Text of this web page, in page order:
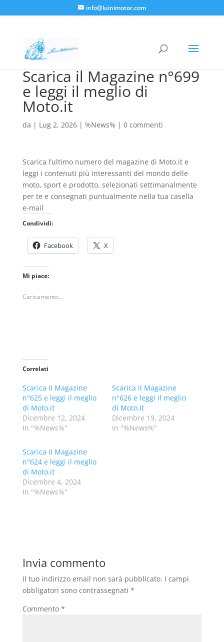
info@luinimotor.com
Scarica il Magazine n°699
e leggi il meglio di
Moto.it
da | Lug 2, 2026| %News% | 0 commenti
Scarica l’ultimo numero del magazine di Moto.it e
leggi i contenuti più interessanti del mondo delle
moto, sport e prodotto, selezionati settimanalmente
per te e consegnati puntualmente nella tua casella
e-mail
Condividi:
Facebook X
Mi piace:
Caricamento...
Correlati
Scarica il Magazine
n°625 e leggi il meglio
di Moto.it
Dicembre 12, 2024
In "%News%"
Scarica il Magazine
n°626 e leggi il meglio
di Moto.it
Dicembre 19, 2024
In "%News%"
Scarica il Magazine
n°624 e leggi il meglio
di Moto.it
Dicembre 4, 2024
In "%News%"
Invia commento
Il tuo indirizzo email non sarà pubblicato. I campi
obbligatori sono contrassegnati *
Commento *